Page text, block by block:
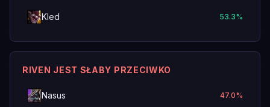
Kled 53.3%
RIVEN JEST SŁABY PRZECIWKO
Nasus 47.0%